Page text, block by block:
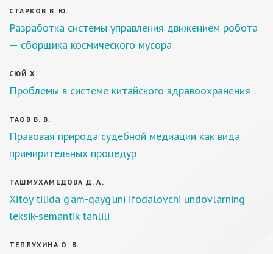
СТАРКОВ В. Ю.
Разработка системы управления движением робота
— сборщика космического мусора
СЮЙ Х.
Проблемы в системе китайского здравоохранения
ТАОВ В. В.
Правовая природа судебной медиации как вида
примирительных процедур
ТАШМУХАМЕДОВА Д. А.
Xitoy tilida g’am-qayg’uni ifodalovchi undovlarning
leksik-semantik tahlili
ТЕПЛУХИНА О. В.